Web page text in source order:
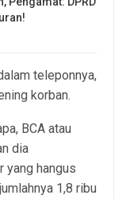
teleponnya,
korban.
BCA atau
dia
yang hangus
1,8 ribu